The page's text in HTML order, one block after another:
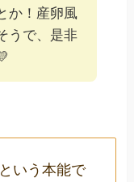
か！産卵風
うで、是非
いう本能で